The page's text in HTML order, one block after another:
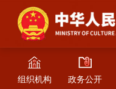
组织机构 政务公开